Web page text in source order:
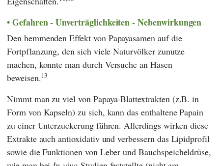
Gefahren - Unverträglichkeiten - Nebenwirkungen
Den hemmenden Effekt von Papayasamen auf die
Fortpflanzung, den sich viele Naturvölker zunutze
machen, konnte man durch Versuche an Hasen
beweisen.13
Nimmt man zu viel von Papaya-Blattextrakten (z.B. in
Form von Kapseln) zu sich, kann das enthaltene Papain
zu einer Unterzuckerung führen. Allerdings wirken diese
Extrakte auch antioxidativ und verbessern das Lipidprofil
sowie die Funktionen von Leber und Bauchspeicheldrüse,